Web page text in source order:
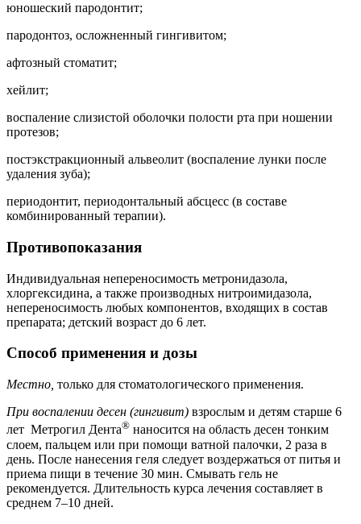
юношеский пародонтит;
пародонтоз, осложненный гингивитом;
афтозный стоматит;
хейлит;
воспаление слизистой оболочки полости рта при ношении
протезов;
постэкстракционный альвеолит (воспаление лунки после
удаления зуба);
периодонтит, периодонтальный абсцесс (в составе
комбинированный терапии).
Противопоказания
Индивидуальная непереносимость метронидазола,
хлоргексидина, а также производных нитроимидазола,
непереносимость любых компонентов, входящих в состав
препарата; детский возраст до 6 лет.
Способ применения и дозы
Местно, только для стоматологического применения.
При воспалении десен (гингивит) взрослым и детям старше 6
лет Метрогил Дента® наносится на область десен тонким
слоем, пальцем или при помощи ватной палочки, 2 раза в
день. После нанесения геля следует воздержаться от питья и
приема пищи в течение 30 мин. Смывать гель не
рекомендуется. Длительность курса лечения составляет в
среднем 7–10 дней.